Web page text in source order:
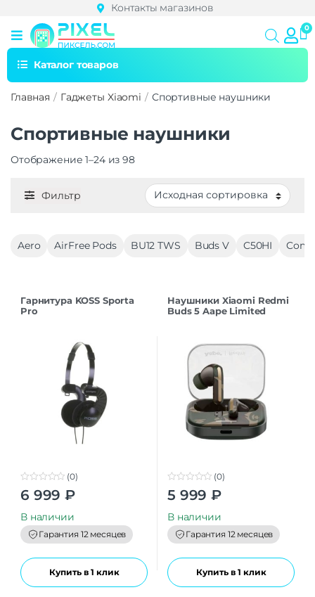
Контакты магазинов
Каталог товаров
Главная Гаджеты Xiaomi Спортивные наушники
Спортивные наушники
Отображение 1–24 из 98
Фильтр
Aero AirFree Pods BU12 TWS Buds V C50HI
Гарнитура KOSS Sporta
Pro
0
o
t
o
f
5
(0)
6 999 ₽
В наличии
Гарантия 12 месяцев
Купить в 1 клик
Наушники Xiaomi Redmi
Buds 5 Aape Limited
0
o
t
o
f
5
(0)
5 999 ₽
В наличии
Гарантия 12 месяцев
Купить в 1 клик